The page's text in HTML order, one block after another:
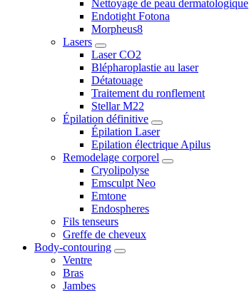
Nettoyage de peau dermatologique
Endotight Fotona
Morpheus8
Lasers
Laser CO2
Blépharoplastie au laser
Détatouage
Traitement du ronflement
Stellar M22
Épilation définitive
Épilation Laser
Epilation électrique Apilus
Remodelage corporel
Cryolipolyse
Emsculpt Neo
Emtone
Endospheres
Fils tenseurs
Greffe de cheveux
Body-contouring
Ventre
Bras
Jambes